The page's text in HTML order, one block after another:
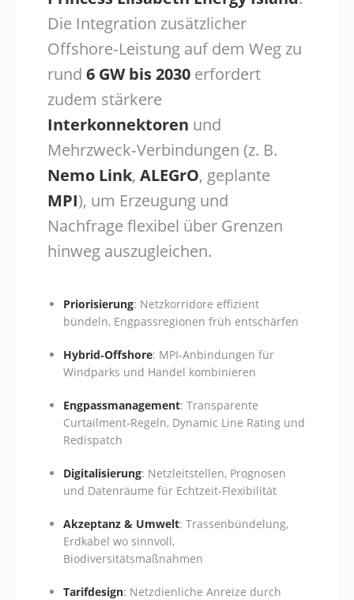
Die Integration zusätzlicher
Offshore‑Leistung auf dem Weg zu
rund 6 GW bis 2030 erfordert
zudem stärkere
Interkonnektoren und
Mehrzweck‑Verbindungen (z. B.
Nemo Link, ALEGrO, geplante
MPI), um Erzeugung und
Nachfrage flexibel über Grenzen
hinweg auszugleichen.
Priorisierung: Netzkorridore effizient
bündeln, Engpassregionen früh entschärfen
Hybrid‑Offshore: MPI‑Anbindungen für
Windparks und Handel kombinieren
Engpassmanagement: Transparente
Curtailment‑Regeln, Dynamic Line Rating und
Redispatch
Digitalisierung: Netzleitstellen, Prognosen
und Datenräume für Echtzeit‑Flexibilität
Akzeptanz & Umwelt: Trassenbündelung,
Erdkabel wo sinnvoll,
Biodiversitätsmaßnahmen
Tarifdesign: Netzdienliche Anreize durch